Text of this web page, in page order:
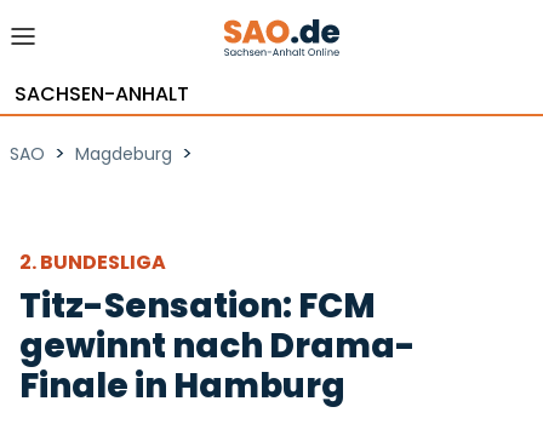
SACHSEN-ANHALT
SAO > Magdeburg >
2. BUNDESLIGA
Titz-Sensation: FCM
gewinnt nach Drama-
Finale in Hamburg